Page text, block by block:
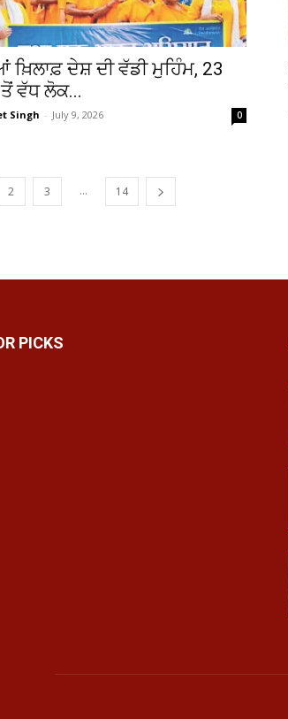
ਖ਼ਿਲਾਫ਼ ਦੇਸ਼ ਦੀ ਵੱਡੀ ਮੁਹਿੰਮ, 23
ਵੱਧ ਲੋਕ...
Singh - July 9, 2026 0
2 3 ... 14
PICKS